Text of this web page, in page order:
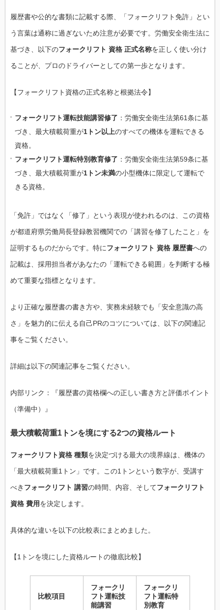
履歴書や公的な書類に記載する際、「フォークリフト免許」とい
う言葉は通称に過ぎないため注意が必要です。労働安全衛生法に
基づき、以下のフォークリフト 資格 正式名称を正しく使い分け
ることが、プロのドライバーとしての第一歩となります。
【フォークリフト資格の正式名称と根拠法令】
フォークリフト運転技能講習修了 ：労働安全衛生法第61条に基
づき、最大積載荷重が1トン以上のすべての機体を運転できる
資格。
フォークリフト運転特別教育修了 ：労働安全衛生法第59条に基
づき、最大積載荷重が1トン未満の小型機体に限定して運転で
きる資格。
「免許」ではなく「修了」という表現が使われるのは、この資格
が都道府県労働局長登録教習機関での「講習を修了したこと」を
証明するものだからです。特にフォークリフト 資格 履歴書への
記載は、採用担当者があなたの「運転できる範囲」を判断する極
めて重要な指標となります。
より正確な履歴書の書き方や、実務未経験でも「安全意識の高
さ」を魅力的に伝える自己PRのコツについては、以下の関連記
事をご覧ください。
詳細は以下の関連記事をご覧ください。
内部リンク：『履歴書の資格欄への正しい書き方と評価ポイント
（準備中）』
最大積載荷重1トンを境にする2つの資格ルート
フォークリフト資格 種類を決定づける最大の境界線は、機体の
「最大積載荷重1トン」です。この1トンという数字が、受講す
べき フォークリフト 講習の時間、内容、そしてフォークリフト
資格 費用を決定します。
具体的な違いを以下の比較表にまとめました。
【1トンを境にした資格ルートの徹底比較】
比較項目
フォークリ
フト運転技
能講習
フォークリ
フト運転特
別教育